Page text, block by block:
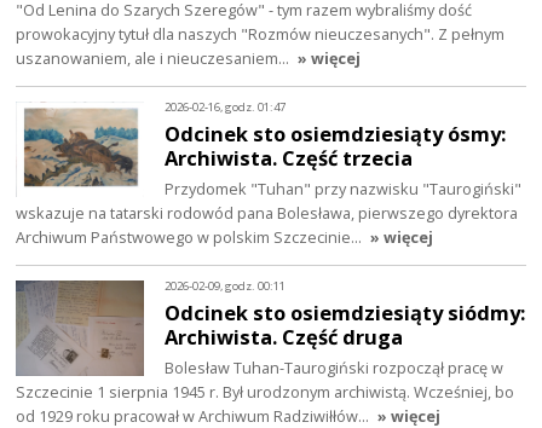
"Od Lenina do Szarych Szeregów" - tym razem wybraliśmy dość
prowokacyjny tytuł dla naszych "Rozmów nieuczesanych". Z pełnym
uszanowaniem, ale i nieuczesaniem… » więcej
2026-02-16, godz. 01:47
Odcinek sto osiemdziesiąty ósmy:
Archiwista. Część trzecia
Przydomek "Tuhan" przy nazwisku "Taurogiński"
wskazuje na tatarski rodowód pana Bolesława, pierwszego dyrektora
Archiwum Państwowego w polskim Szczecinie… » więcej
2026-02-09, godz. 00:11
Odcinek sto osiemdziesiąty siódmy:
Archiwista. Część druga
Bolesław Tuhan-Taurogiński rozpoczął pracę w
Szczecinie 1 sierpnia 1945 r. Był urodzonym archiwistą. Wcześniej, bo
od 1929 roku pracował w Archiwum Radziwiłłów… » więcej